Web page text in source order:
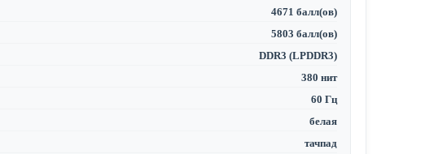
4671 балл(ов)
5803 балл(ов)
DDR3 (LPDDR3)
380 нит
60 Гц
белая
тачпад